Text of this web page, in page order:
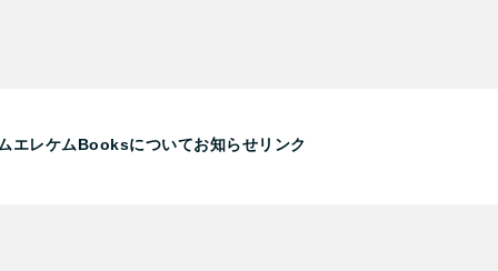
エレケムBooksについてお知らせリンク